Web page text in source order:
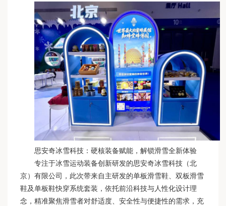
思安奇冰雪科技：硬核装备赋能，解锁滑雪全新体验
专注于冰雪运动装备创新研发的思安奇冰雪科技（北
京）有限公司，此次带来自主研发的单板滑雪鞋、双板滑雪
鞋及单板鞋快穿系统套装，依托前沿科技与人性化设计理
念，精准聚焦滑雪者对舒适度、安全性与便捷性的需求，充